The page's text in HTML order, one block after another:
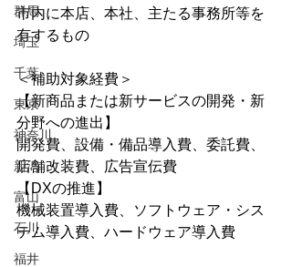
群馬
埼玉
千葉
東京
神奈川
新潟
富山
石川
福井
市内に本店、本社、主たる事務所等を
有するもの
＜補助対象経費＞
【新商品または新サービスの開発・新
分野への進出】
開発費、設備・備品導入費、委託費、
店舗改装費、広告宣伝費
【DXの推進】
機械装置導入費、ソフトウェア・シス
テム導入費、ハードウェア導入費